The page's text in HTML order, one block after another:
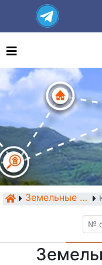
Земельные участки
Земельный